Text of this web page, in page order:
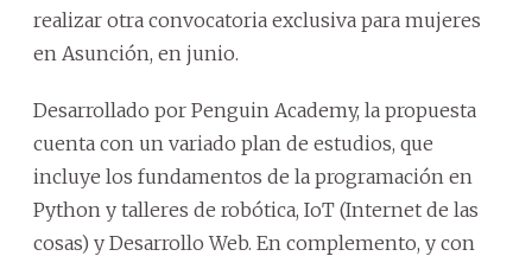
realizar otra convocatoria exclusiva para mujeres
en Asunción, en junio.
Desarrollado por Penguin Academy, la propuesta
cuenta con un variado plan de estudios, que
incluye los fundamentos de la programación en
Python y talleres de robótica, IoT (Internet de las
cosas) y Desarrollo Web. En complemento, y con